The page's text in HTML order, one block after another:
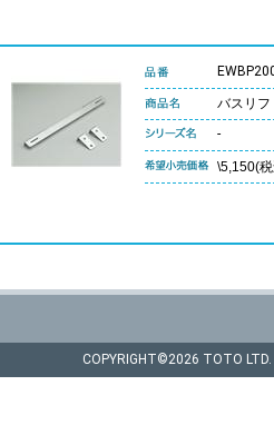
バスリフ
-
\5,150(
COPYRIGHT©2026 TOTO LTD.